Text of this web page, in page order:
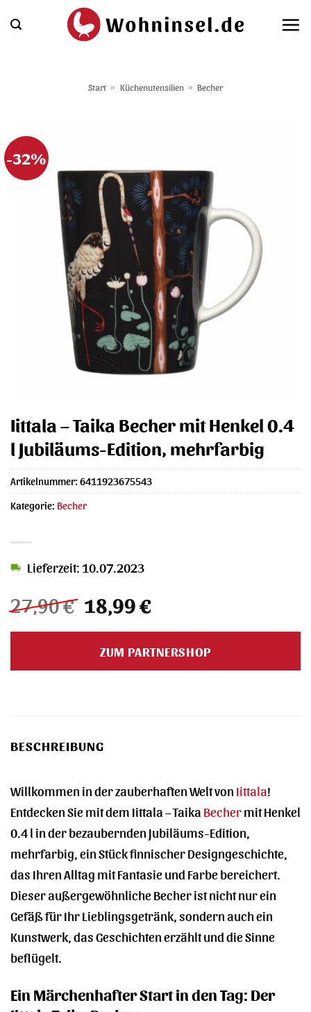
Inhalt
Start » Küchenutensilien » Becher
-32%
Iittala – Taika Becher mit Henkel 0.4
l Jubiläums-Edition, mehrfarbig
27,90€ Ursprünglicher
Preis
war:
27,90 €
18,99€Aktueller
ist:
18,99 €.
Lieferzeit: 10.07.2023
ZUM PARTNERSHOP
Artikelnummer: 6411923675543
Kategorie: Becher
BESCHREIBUNG
Willkommen in der zauberhaften Welt von Iittala!
Entdecken Sie mit dem Iittala – Taika Bechermit Henkel
0.4 l in der bezaubernden Jubiläums-Edition,
mehrfarbig, ein Stück finnischer Designgeschichte,
das Ihren Alltag mit Fantasie und Farbe bereichert.
Dieser außergewöhnliche Becher ist nicht nur ein
Gefäß für Ihr Lieblingsgetränk, sondern auch ein
Kunstwerk, das Geschichten erzählt und die Sinne
beflügelt.
Ein Märchenhafter Start in den Tag: Der